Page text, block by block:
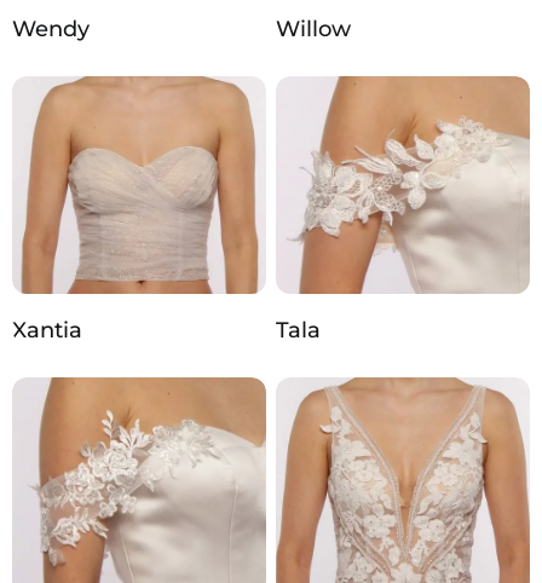
Wendy Willow
Xantia Tala